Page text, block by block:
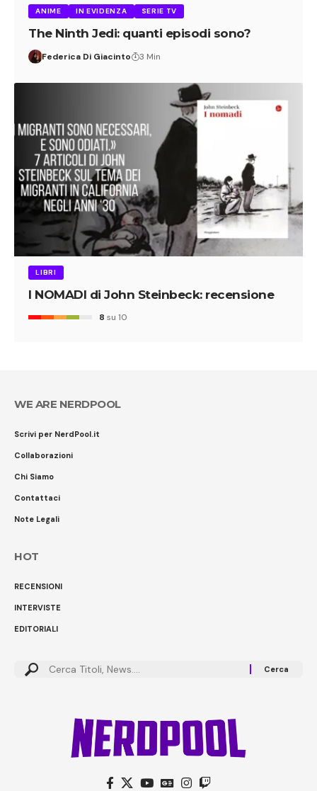
ANIME IN EVIDENZA SERIE TV
The Ninth Jedi: quanti episodi sono?
Federica Di Giacinto 3 Min
LIBRI
I NOMADI di John Steinbeck: recensione
8 su 10
WE ARE NERDPOOL
Scrivi per NerdPool.it
Collaborazioni
Chi Siamo
Contattaci
Note Legali
HOT
RECENSIONI
INTERVISTE
EDITORIALI